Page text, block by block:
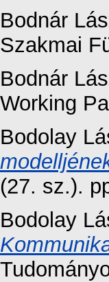
Bodnár
Szakmai
Bodnár
Working
Bodolay
(27. sz.).
Bodolay